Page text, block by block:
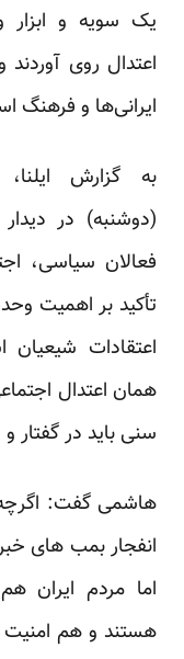
یک سویه و ابزار
اعتدال روی
ایرانی‌ها و فرهنگ
به گزارش
(دوشنبه) در
فعالان سیاسی،
تأکید بر اهمیت
اعتقادات
همان اعتدال
سنی باید در گفتار
هاشمی گفت:
انفجار بمب های
اما مردم ایران
هستند و هم امنیت